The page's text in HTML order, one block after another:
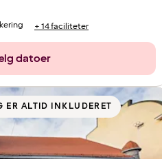
+ 14 faciliteter
datoer
ER ALTID INKLUDERET